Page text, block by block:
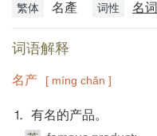
繁体 名產 词性 名词
词语解释
名产 [ míng chǎn ]
⒈ 有名的产品。